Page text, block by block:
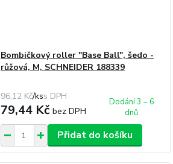
Bombičkový roller "Base Ball", šedo -
růžová, M, SCHNEIDER 188339
96,12 Kč/ks
79,44 Kč bez DPH
Dodání 3 – 6
dnů
Přidat do košíku